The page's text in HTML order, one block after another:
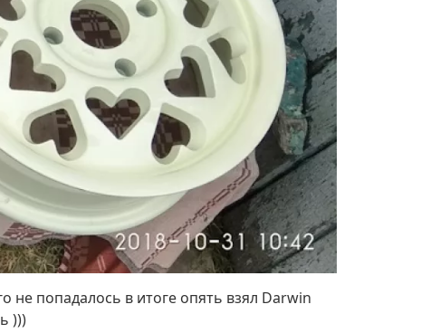
не попадалось в итоге опять взял Darwin
)))